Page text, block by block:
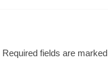
Required fields are marked